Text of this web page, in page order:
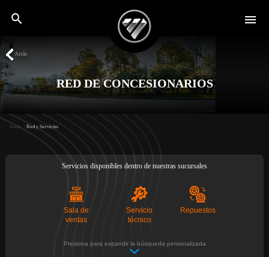
Saltar al contenido principal
Red y Servicios - Foton
Atrás
RED DE CONCESIONARIOS
Foton Red y Servicios
DealerFinder
Servicios disponibles dentro de nuestras sucursales
Sala de
ventas
Servicio
técnico
Repuestos
Presiona para expandir la búsqueda personalizada